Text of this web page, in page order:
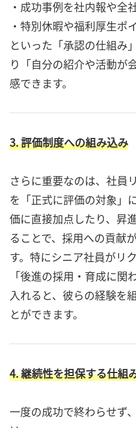
・成功事例を社内報や全
・特別休暇や福利厚生ポ
といった「承認の仕組み
り「自分の紹介や活動が
感できます。
3. 評価制度への組み込み
さらに重要なのは、社員
を「正式に評価の対象」
価に直接加点したり、昇
ることで、採用への貢献
す。特にシニア社員がリ
「後進の採用・育成に
入れると、彼らの経験を
とができます。
4. 継続性を担保する仕組
一度の成功で終わらせず